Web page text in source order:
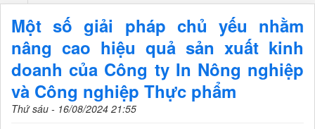
Một số giải pháp chủ yếu nhằm
nâng cao hiệu quả sản xuất kinh
doanh của Công ty In Nông nghiệp
và Công nghiệp Thực phẩm
Thứ sáu - 16/08/2024 21:55